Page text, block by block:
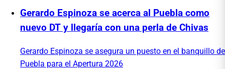
Gerardo Espinoza se acerca al Puebla como
nuevo DT y llegaría con una perla de Chivas
Gerardo Espinoza se asegura un puesto en el banquillo de
Puebla para el Apertura 2026